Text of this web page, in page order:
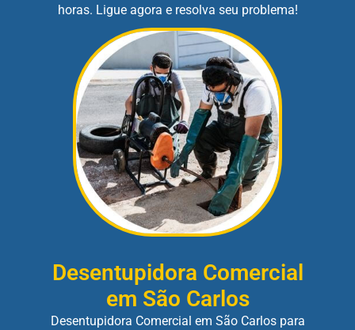
horas. Ligue agora e resolva seu problema!
Desentupidora Comercial
em São Carlos
Desentupidora Comercial em São Carlos para